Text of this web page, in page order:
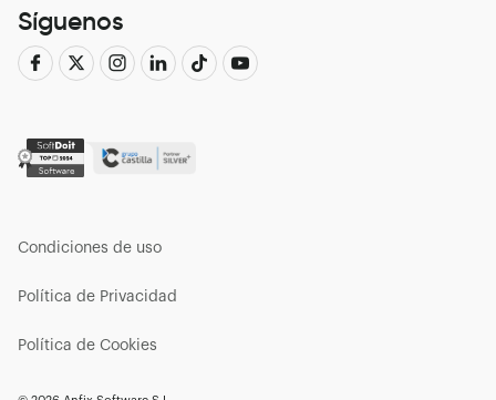
Síguenos
Condiciones de uso
Política de Privacidad
Política de Cookies